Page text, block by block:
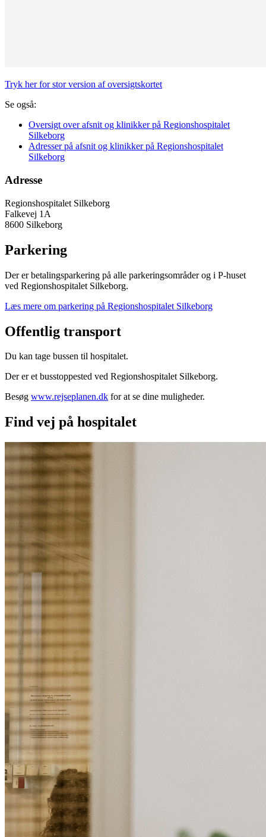
Tryk her for stor version af oversigtskortet
Se også:
Oversigt over afsnit og klinikker på Regionshospitalet
Silkeborg
Adresser på afsnit og klinikker på Regionshospitalet
Silkeborg
Adresse
Regionshospitalet Silkeborg
Falkevej 1A
8600 Silkeborg
Parkering
Der er betalingsparkering på alle parkeringsområder og i P-huset
ved Regionshospitalet Silkeborg.
Læs mere om parkering på Regionshospitalet Silkeborg
Offentlig transport
Du kan tage bussen til hospitalet.
Der er et busstoppested ved Regionshospitalet Silkeborg.
Besøg www.rejseplanen.dk for at se dine muligheder.
Find vej på hospitalet